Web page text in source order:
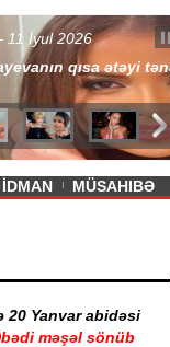
ətəyi tənqid olundu -
İDMAN MÜSAHIBƏ
20 Yanvar abidəsi
məşəl sönüb